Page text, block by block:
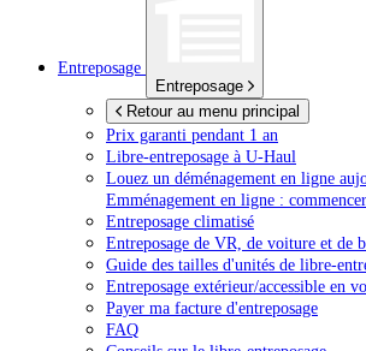
Entreposage
Entreposage
Retour au menu principal
Prix garanti pendant 1 an
Libre-entreposage à U-Haul
Louez un déménagement en ligne
Emménagement en ligne : commencer
Entreposage climatisé
Entreposage de VR, de voiture et de
Guide des tailles d'unités de libre-
Entreposage extérieur/accessible en
Payer ma facture d'entreposage
FAQ